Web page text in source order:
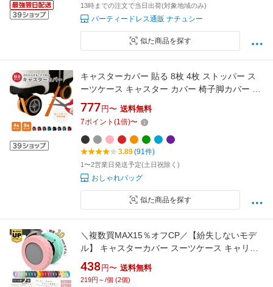
13時までの注文で当日出荷(対象地域のみ)
パーティードレス通販 ナチュシー
似た商品を探す
キャスターカバー 貼る 8枚 4枚 ストッパー ス
ーツケース キャスター カバー 椅子脚カバー キ
ャスターストッパー ベッド 足 傷防止 固定 キャ
スター台 防音 汚れにくい 傷つけにくい キャリ
ーケース
777 円〜 送料無料
7ポイント (1倍)〜
3.89(91件)
1〜2営業日発送予定(土日祝除く)
おしゃれバッグ
似た商品を探す
＼複数買MAX15％オフCP／【紛失しないモデ
ル】 キャスターカバー スーツケース キャリー
ケース タイヤカバー シリコン 汚れ防止 静音 防
音 騒音防止 外れにくい 固定 フルカバー 傷防止
438 円〜 送料無料
219円～/個 (2個)